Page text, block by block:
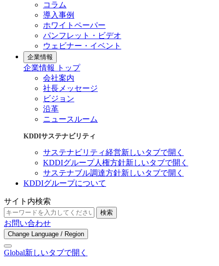
コラム
導入事例
ホワイトペーパー
パンフレット・ビデオ
ウェビナー・イベント
企業情報
企業情報 トップ
会社案内
社長メッセージ
ビジョン
沿革
ニュースルーム
KDDIサステナビリティ
サステナビリティ経営新しいタブで開く
KDDIグループ人権方針新しいタブで開く
サステナブル調達方針新しいタブで開く
KDDIグループについて
サイト内検索
検索
お問い合わせ
Change Language / Region
Global新しいタブで開く